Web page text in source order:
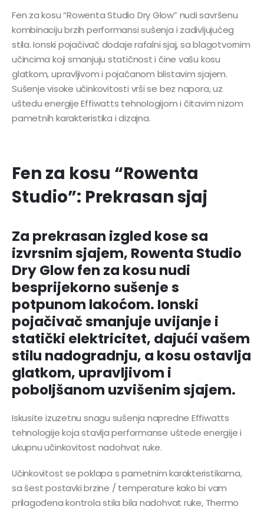
Fen za kosu “Rowenta Studio Dry Glow” nudi savršenu
kombinaciju brzih performansi sušenja i zadivljujućeg
stila. Ionski pojačivač dodaje rafalni sjaj, sa blagotvornim
učincima koji smanjuju statičnost i čine vašu kosu
glatkom, upravljivom i pojačanom blistavim sjajem.
Sušenje visoke učinkovitosti vrši se bez napora, uz
uštedu energije Effiwatts tehnologijom i čitavim nizom
pametnih karakteristika i dizajna.
Fen za kosu “Rowenta
Studio”: Prekrasan sjaj
Za prekrasan izgled kose sa
izvrsnim sjajem, Rowenta Studio
Dry Glow fen za kosu nudi
besprijekorno sušenje s
potpunom lakoćom. Ionski
pojačivač smanjuje uvijanje i
statički elektricitet, dajući vašem
stilu nadogradnju, a kosu ostavlja
glatkom, upravljivom i
poboljšanom uzvišenim sjajem.
Iskusite izuzetnu snagu sušenja napredne Effiwatts
tehnologije koja stavlja performanse uštede energije i
ukupnu učinkovitost nadohvat ruke.
Učinkovitost se poklapa s pametnim karakteristikama,
sa šest postavki brzine / temperature kako bi vam
prilagođena kontrola stila bila nadohvat ruke, Thermo